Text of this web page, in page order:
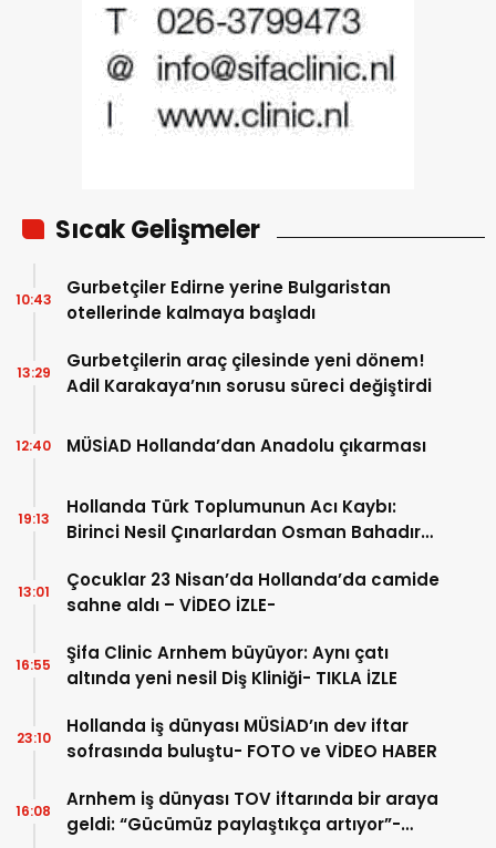
Sıcak Gelişmeler
Gurbetçiler Edirne yerine Bulgaristan
otellerinde kalmaya başladı
10:43
Gurbetçilerin araç çilesinde yeni dönem!
Adil Karakaya’nın sorusu süreci değiştirdi
13:29
MÜSİAD Hollanda’dan Anadolu çıkarması
12:40
Hollanda Türk Toplumunun Acı Kaybı:
Birinci Nesil Çınarlardan Osman Bahadır
19:13
Çocuklar 23 Nisan’da Hollanda’da camide
sahne aldı – VİDEO İZLE-
13:01
Şifa Clinic Arnhem büyüyor: Aynı çatı
altında yeni nesil Diş Kliniği- TIKLA İZLE
16:55
Hollanda iş dünyası MÜSİAD’ın dev iftar
sofrasında buluştu- FOTO ve VİDEO HABER
23:10
Arnhem iş dünyası TOV iftarında bir araya
geldi: “Gücümüz paylaştıkça artıyor”-
16:08